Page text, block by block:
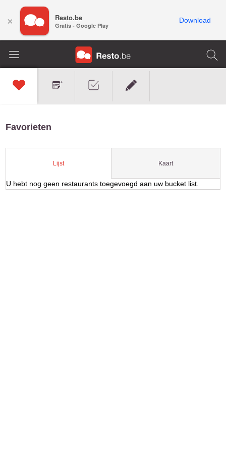
Favorieten
Lijst Kaart
U hebt nog geen restaurants toegevoegd aan uw bucket list.
× Resto.be
Gratis - Google Play
Download